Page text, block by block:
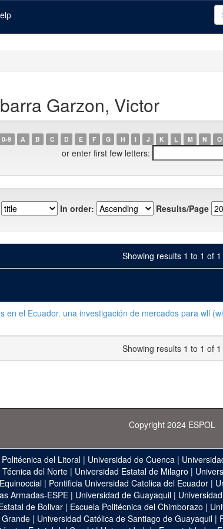
Garzon, Victor
0-9 A B C D E F G H I J K L M N O
or enter first few letters:
In order: Results/Page
Showing results 1 to 1 of 1
en el Ecuador. una investigación de mercados para wll
Showing results 1 to 1 of 1
Copyright 2024 ESPOL
del Litoral | Universidad de Cuenca |
del Norte| Universidad Estatal de Milagro |
| Pontificia Universidad Catolica del Ecuador|
Armadas-ESPE | Universidad de Guayaquil |
de Bolivar| Escuela Politécnica del Chimborazo |
| Universidad Católica de Santiago de Guayaquil |